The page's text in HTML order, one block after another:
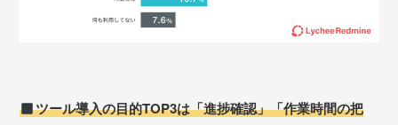
ツール導入の目的TOP3は「進捗確認」「作業時間の把